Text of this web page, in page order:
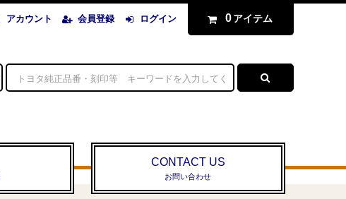
アカウント 会員登録 ログイン 0 アイテム
CONTACT US
お問い合わせ